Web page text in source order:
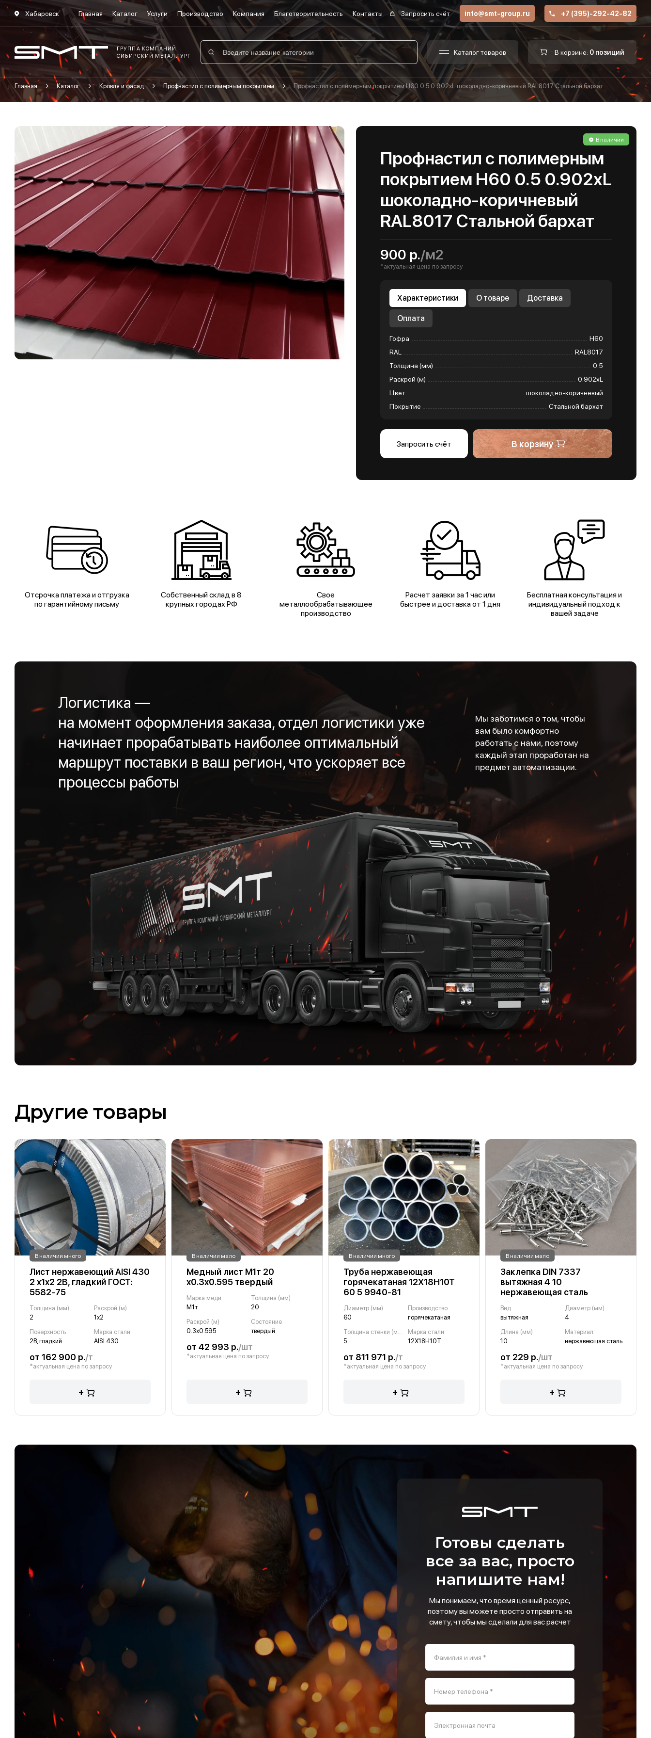
Хабаровск Главная Каталог Услуги Производство Компания Благотворительность Контакты Запросить счёт info@smt-group.ru +7 (395)-292-42-82
ГРУППА КОМПАНИЙ
СИБИРСКИЙ МЕТАЛЛУРГ
Каталог товаров В корзине: 0 позиций
Главная Каталог Кровля и фасад Профнастил с полимерным покрытием Профнастил с полимерным покрытием Н60 0.5 0.902хL шоколадно-коричневый RAL8017 Стальной бархат
В наличии
Профнастил с полимерным
покрытием Н60 0.5 0.902хL
шоколадно-коричневый
RAL8017 Стальной бархат
900 р./м2
*актуальная цена по запросу
Характеристики О товаре Доставка
Оплата
Гофра
Н60
RAL
RAL8017
Толщина (мм)
0.5
Раскрой (м)
0.902хL
Цвет
шоколадно-коричневый
Покрытие
Стальной бархат
Запросить счёт В корзину
Отсрочка платежа и отгрузка
по гарантийному письму
Собственный склад в 8
крупных городах РФ
Свое
металлообрабатывающее
производство
Расчет заявки за 1 час или
быстрее и доставка от 1 дня
Бесплатная консультация и
индивидуальный подход к
вашей задаче
Логистика —
на момент оформления заказа, отдел логистики уже
начинает прорабатывать наиболее оптимальный
маршрут поставки в ваш регион, что ускоряет все
процессы работы
Мы заботимся о том, чтобы
вам было комфортно
работать с нами, поэтому
каждый этап проработан на
предмет автоматизации.
Другие товары
В наличии много
Лист нержавеющий AISI 430
2 х1х2 2B, гладкий ГОСТ:
5582-75
Толщина (мм)
2
Раскрой (м)
1х2
Поверхность
2B, гладкий
Марка стали
AISI 430
от 162 900 р./т
*актуальная цена по запросу
+
В наличии мало
Медный лист М1т 20
х0.3х0.595 твердый
Марка меди
М1т
Толщина (мм)
20
Раскрой (м)
0.3х0.595
Состояние
твердый
от 42 993 р./шт
*актуальная цена по запросу
+
В наличии много
Труба нержавеющая
горячекатаная 12Х18Н10Т
60 5 9940-81
Диаметр (мм)
60
Производство
горячекатаная
Толщина стенки (мм)
5
Марка стали
12Х18Н10Т
от 811 971 р./т
*актуальная цена по запросу
+
В наличии мало
Заклепка DIN 7337
вытяжная 4 10
нержавеющая сталь
Вид
вытяжная
Диаметр (мм)
4
Длина (мм)
10
Материал
нержавеющая сталь
от 229 р./шт
*актуальная цена по запросу
+
Готовы сделать
все за вас, просто
напишите нам!
Мы понимаем, что время ценный ресурс,
поэтому вы можете просто отправить на
смету, чтобы мы сделали для вас расчет
Фамилия и имя *
Номер телефона *
Электронная почта